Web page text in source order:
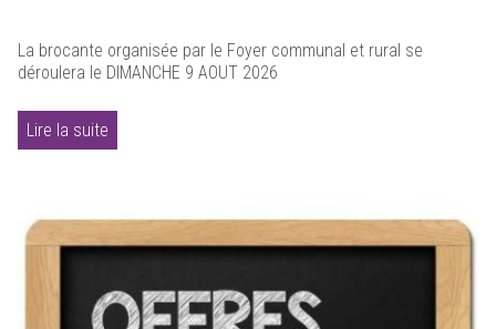
La brocante organisée par le Foyer communal et rural se
déroulera le DIMANCHE 9 AOUT 2026
Lire la suite